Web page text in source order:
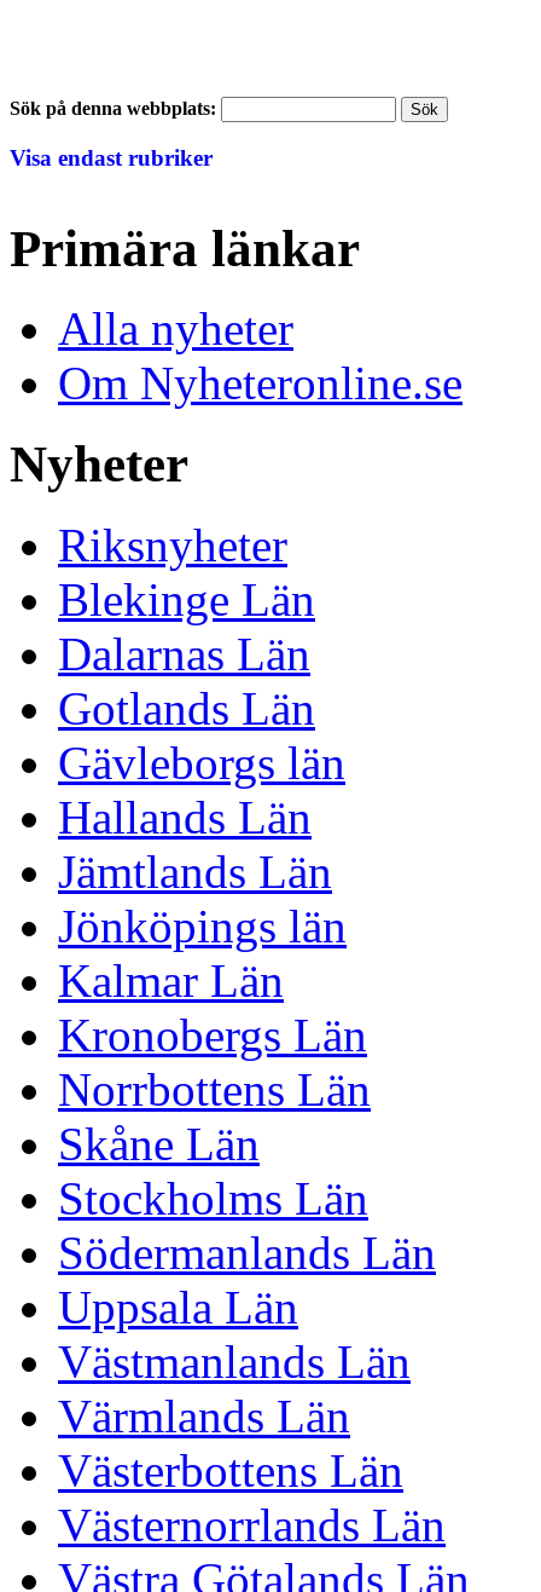
Sök på denna webbplats:
Visa endast rubriker
Primära länkar
Alla nyheter
Om Nyheteronline.se
Nyheter
Riksnyheter
Blekinge Län
Dalarnas Län
Gotlands Län
Gävleborgs län
Hallands Län
Jämtlands Län
Jönköpings län
Kalmar Län
Kronobergs Län
Norrbottens Län
Skåne Län
Stockholms Län
Södermanlands Län
Uppsala Län
Västmanlands Län
Värmlands Län
Västerbottens Län
Västernorrlands Län
Västra Götalands Län